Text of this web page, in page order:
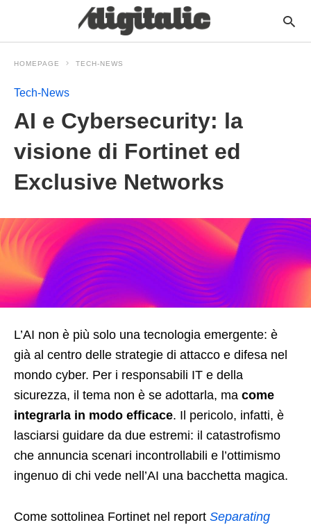
HOMEPAGE TECH-NEWS
Tech-News
AI e Cybersecurity: la
visione di Fortinet ed
Exclusive Networks
L’AI non è più solo una tecnologia emergente: è
già al centro delle strategie di attacco e difesa nel
mondo cyber. Per i responsabili IT e della
sicurezza, il tema non è se adottarla, ma come
integrarla in modo efficace. Il pericolo, infatti, è
lasciarsi guidare da due estremi: il catastrofismo
che annuncia scenari incontrollabili e l’ottimismo
ingenuo di chi vede nell’AI una bacchetta magica.
Come sottolinea Fortinet nel report Separating